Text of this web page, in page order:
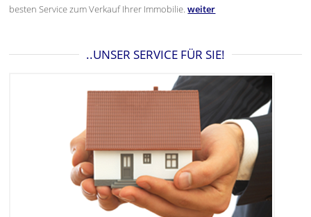
besten Service zum Verkauf Ihrer Immobilie.weiter
..UNSER SERVICE FÜR SIE!